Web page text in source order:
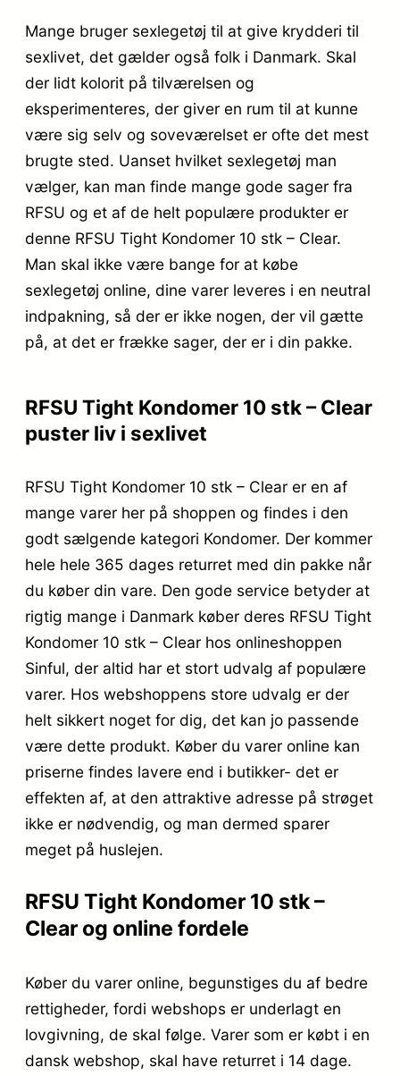
Mange bruger sexlegetøj til at give krydderi til
sexlivet, det gælder også folk i Danmark. Skal
der lidt kolorit på tilværelsen og
eksperimenteres, der giver en rum til at kunne
være sig selv og soveværelset er ofte det mest
brugte sted. Uanset hvilket sexlegetøj man
vælger, kan man finde mange gode sager fra
RFSU og et af de helt populære produkter er
denne RFSU Tight Kondomer 10 stk – Clear.
Man skal ikke være bange for at købe
sexlegetøj online, dine varer leveres i en neutral
indpakning, så der er ikke nogen, der vil gætte
på, at det er frække sager, der er i din pakke.
RFSU Tight Kondomer 10 stk – Clear
puster liv i sexlivet
RFSU Tight Kondomer 10 stk – Clear er en af
mange varer her på shoppen og findes i den
godt sælgende kategori Kondomer. Der kommer
hele hele 365 dages returret med din pakke når
du køber din vare. Den gode service betyder at
rigtig mange i Danmark køber deres RFSU Tight
Kondomer 10 stk – Clear hos onlineshoppen
Sinful, der altid har et stort udvalg af populære
varer. Hos webshoppens store udvalg er der
helt sikkert noget for dig, det kan jo passende
være dette produkt. Køber du varer online kan
priserne findes lavere end i butikker- det er
effekten af, at den attraktive adresse på strøget
ikke er nødvendig, og man dermed sparer
meget på huslejen.
RFSU Tight Kondomer 10 stk –
Clear og online fordele
Køber du varer online, begunstiges du af bedre
rettigheder, fordi webshops er underlagt en
lovgivning, de skal følge. Varer som er købt i en
dansk webshop, skal have returret i 14 dage.